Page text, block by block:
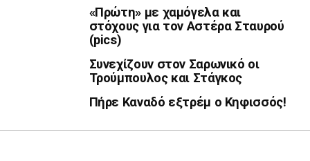
«Πρώτη» με χαμόγελα και
στόχους για τον Αστέρα Σταυρού
(pics)
Συνεχίζουν στον Σαρωνικό οι
Τρούμπουλος και Στάγκος
Πήρε Καναδό εξτρέμ ο Κηφισσός!